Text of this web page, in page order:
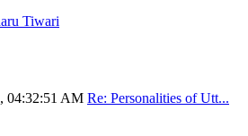
Tiwari
04:32:51 AM Re: Personalities of Utt...